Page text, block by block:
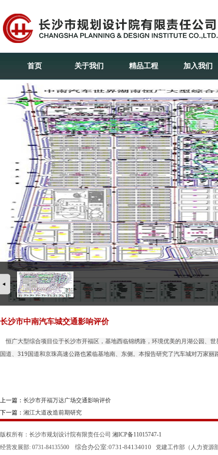
首页 关于我们 精品工程 加入我们
长沙市中南汽车城交通影响评价
恒广大型综合项目位于长沙市开福区，基地西临锦绣路，环境优美的月湖公园、
国道、 319 国道和京珠高速公路也紧临基地南、东侧。本报告研究了汽车城对万家
上一篇： 长沙市开福万达广场交通影响评价
下一篇： 湘江大道改造前期研究
版权所有：长沙市规划设计院有限责任公司 湘ICP备11015747-1
经营发展部: 0731-84135500 综合办公室:0731-84134010
党建工作部（人力资源